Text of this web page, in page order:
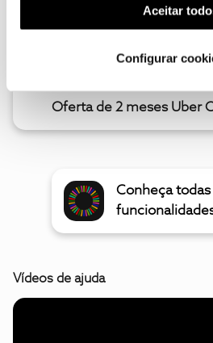
(cookies de publicidade
utilização dos cookies clicando
Aceitar
Configurar
Oferta de 2 meses Uber
Conheça todas
Vídeos de ajuda